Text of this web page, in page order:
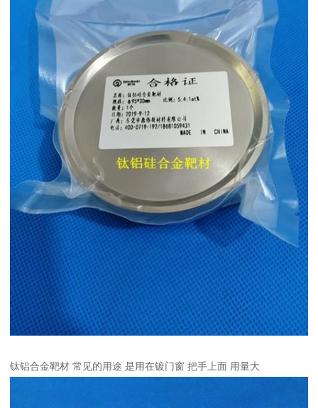
钛铝合金靶材 常见的用途 是用在镀门窗 把手上面 用量大